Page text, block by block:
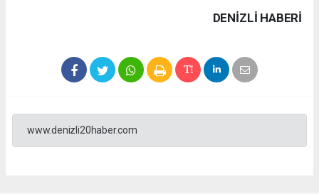
DENIZLI HABERİ
www.denizli20haber.com